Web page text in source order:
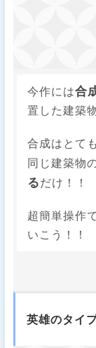
今作には合
置した建築
合成はとて
同じ建築物
るだけ！！
超簡単操作
いこう！！
英雄のタイ